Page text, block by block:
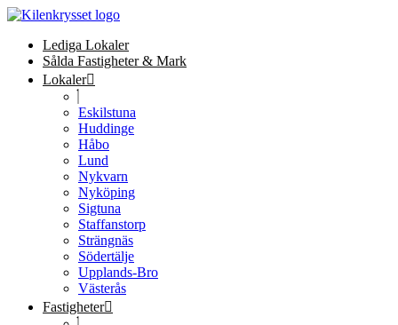
Lediga Lokaler
Sålda Fastigheter & Mark
Lokaler
Eskilstuna
Huddinge
Håbo
Lund
Nykvarn
Nyköping
Sigtuna
Staffanstorp
Strängnäs
Södertälje
Upplands-Bro
Västerås
Fastigheter